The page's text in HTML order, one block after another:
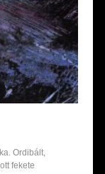
Ordibált,
fekete